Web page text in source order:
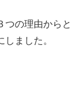
つの理由からと
ました。